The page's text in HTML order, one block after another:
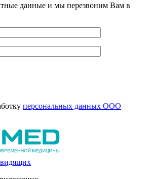
данные и мы перезвоним Вам в
персональных данных ООО